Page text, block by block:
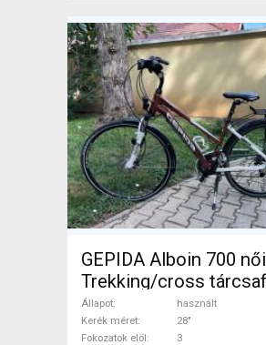
GEPIDA Alboin 700 női
Trekking/cross
használt ELADÓ
Állapot
használt
Kerék méret
28"
Fokozatok elöl
3